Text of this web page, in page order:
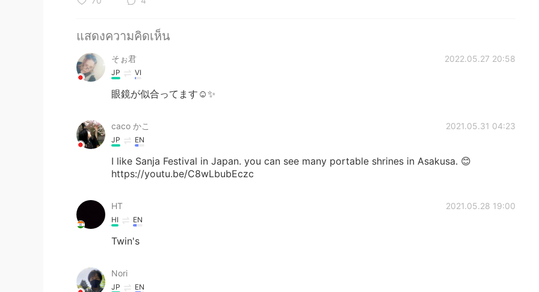
แสดงความคิดเห็น
そぉ君 2022.05.27 20:58
JP VI
眼鏡が似合ってます☺✨
caco かこ 2021.05.31 04:23
JP EN
I like Sanja Festival in Japan. you can see many portable shrines in Asakusa. 😊
https://youtu.be/C8wLbubEczc
HT 2021.05.28 19:00
HI EN
Twin's
Nori
JP EN